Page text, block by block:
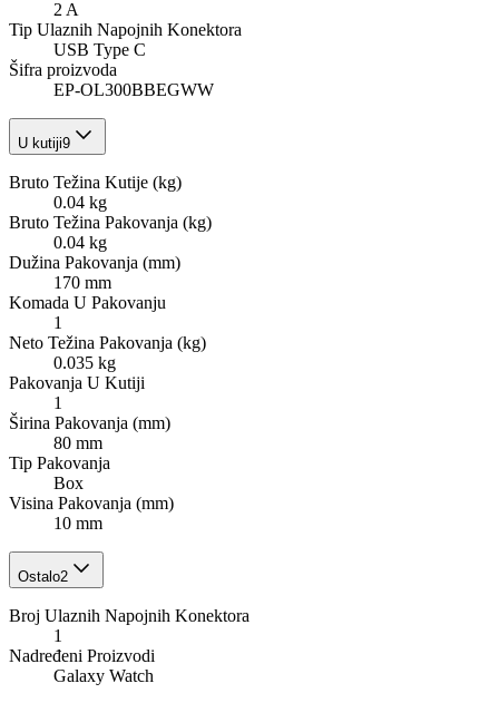
2 A
Tip Ulaznih Napojnih Konektora
USB Type C
Šifra proizvoda
EP-OL300BBEGWW
U kutiji9
Bruto Težina Kutije (kg)
0.04 kg
Bruto Težina Pakovanja (kg)
0.04 kg
Dužina Pakovanja (mm)
170 mm
Komada U Pakovanju
1
Neto Težina Pakovanja (kg)
0.035 kg
Pakovanja U Kutiji
1
Širina Pakovanja (mm)
80 mm
Tip Pakovanja
Box
Visina Pakovanja (mm)
10 mm
Ostalo2
Broj Ulaznih Napojnih Konektora
1
Nadređeni Proizvodi
Galaxy Watch